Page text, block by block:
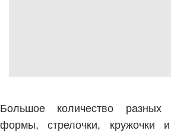
Большое количество разных
формы, стрелочки, кружочки